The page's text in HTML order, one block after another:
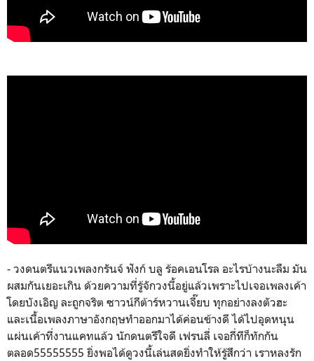
- วงดนตรีแนวเพลงกรันจ์ ฟังก์ บลู ร้อคเอนโรล อะไรบ้างนะลืม มัน
ผสมกันเยอะเกิน ด้วยความที่รู้จักวงนี้อยู่แล้วเพราะไปเจอเพลงเค้า
โดยบังเอิญ ละถูกจริต ซาวน์กีต้าร์หวานเจี๊ยบ ทุกอย่างลงตัวฮะ
และเนื้อเพลงภาษาอังกฤษทำออกมาได้ค่อนข้างดี ได้ไปอุดหนุน
แผ่นเค้าที่งานแคทแล้ว นักดนตรีใจดี เฟรนลี่ เจอกี่ทีก็ทักกัน
ตลอด55555555 ยิ่งพอได้ดูวงนี้เล่นสดยิ่งทำให้รู้สึกว่า เราหลงรัก